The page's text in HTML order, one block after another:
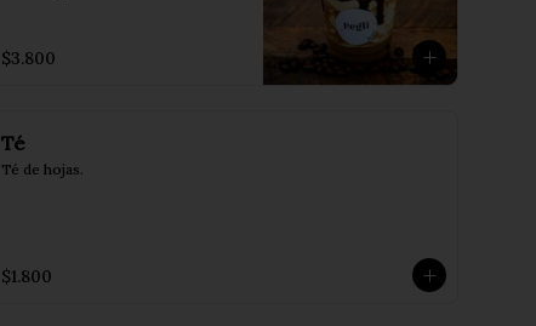
$3.800
Té
Té de hojas.
$1.800